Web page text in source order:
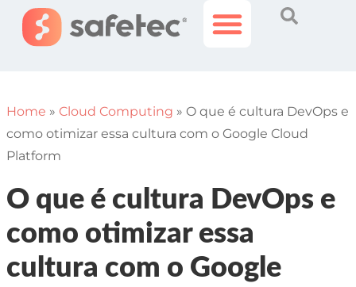
Home » Cloud Computing » O que é cultura DevOps e
como otimizar essa cultura com o Google Cloud
Platform
O que é cultura DevOps e
como otimizar essa
cultura com o Google